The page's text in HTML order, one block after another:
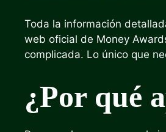
Toda la información
web oficial de Money
complicada. Lo único que
¿Por qué